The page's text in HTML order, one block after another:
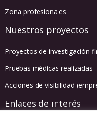
Zona profesionales
Nuestros proyectos
Proyectos de investigación
Pruebas médicas realizadas
Acciones de visibilidad
Enlaces de interés